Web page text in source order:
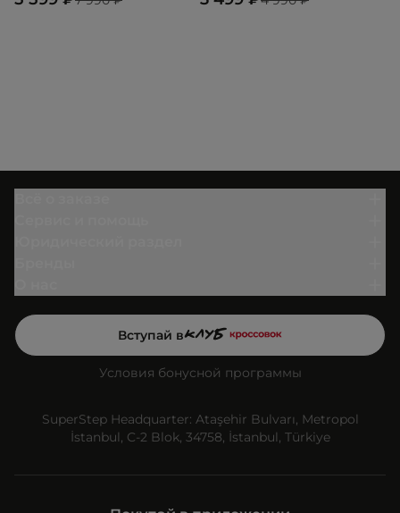
Вступай в
Условия бонусной программы
SuperStep Headquarter: Ataşehir Bulvarı, Metropol
İstanbul, C-2 Blok, 34758, İstanbul, Türkiye